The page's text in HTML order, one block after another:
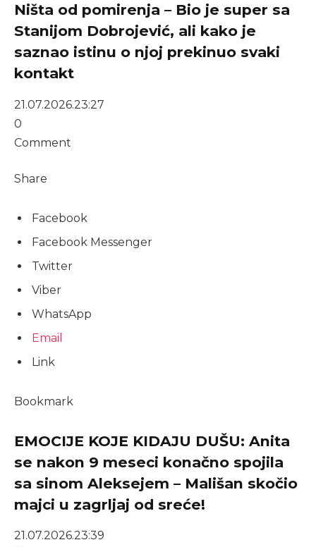
Ništa od pomirenja – Bio je super sa
Stanijom Dobrojević, ali kako je
saznao istinu o njoj prekinuo svaki
kontakt
21.07.2026.23:27
0
Comment
Share
Facebook
Facebook Messenger
Twitter
Viber
WhatsApp
Email
Link
Bookmark
EMOCIJE KOJE KIDAJU DUŠU: Anita
se nakon 9 meseci konačno spojila
sa sinom Aleksejem – Mališan skočio
majci u zagrljaj od sreće!
21.07.2026.23:39